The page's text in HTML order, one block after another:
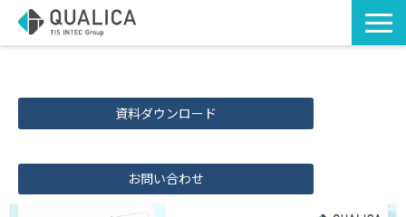
ソリューション・サービス
お役立ち資料
資料ダウンロード
お問い合わせ